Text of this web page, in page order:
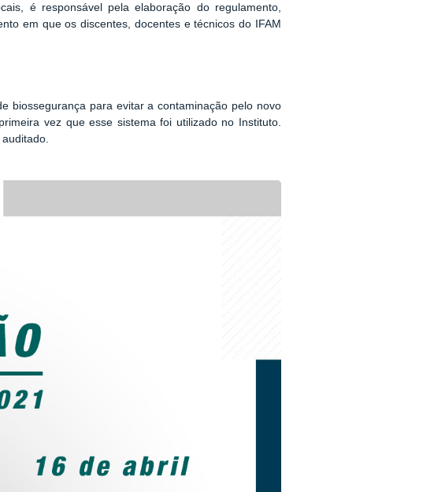
é responsável pela elaboração do regulamento,
em que os discentes, docentes e técnicos do IFAM
biossegurança para evitar a contaminação pelo novo
vez que esse sistema foi utilizado no Instituto.